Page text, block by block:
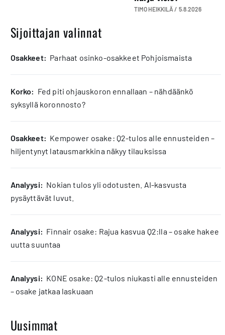
TIMO HEIKKILÄ / 5.8.2026
Sijoittajan valinnat
osakkeet: Parhaat osinko-osakkeet Pohjoismaista
korko: Fed piti ohjauskoron ennallaan – nähdäänkö
syksyllä koronnosto?
osakkeet: Kempower osake: Q2-tulos alle ennusteiden –
hiljentynyt latausmarkkina näkyy tilauksissa
analyysi: Nokian tulos yli odotusten. AI-kasvusta
pysäyttävät luvut.
analyysi: Finnair osake: Rajua kasvua Q2:lla – osake hakee
uutta suuntaa
analyysi: KONE osake: Q2-tulos niukasti alle ennusteiden
– osake jatkaa laskuaan
Uusimmat